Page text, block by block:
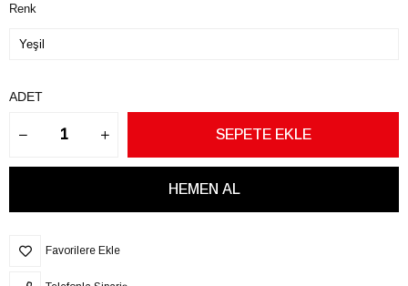
Renk
ADET
Favorilere Ekle